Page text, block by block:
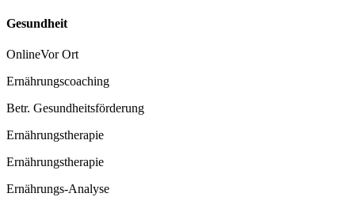
Gesundheit
OnlineVor Ort
Ernährungscoaching
Betr. Gesundheitsförderung
Ernährungstherapie
Ernährungstherapie
Ernährungs-Analyse